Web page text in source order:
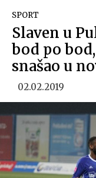
SPORT
Slaven u
bod po
snašao u
02.02.2019